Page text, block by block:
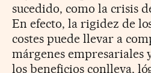
sucedido, como la crisis
En efecto, la rigidez de
costes puede llevar a
márgenes empresariales
los beneficios conlleva,